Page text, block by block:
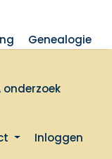
Genealogie
onderzoek
Inloggen